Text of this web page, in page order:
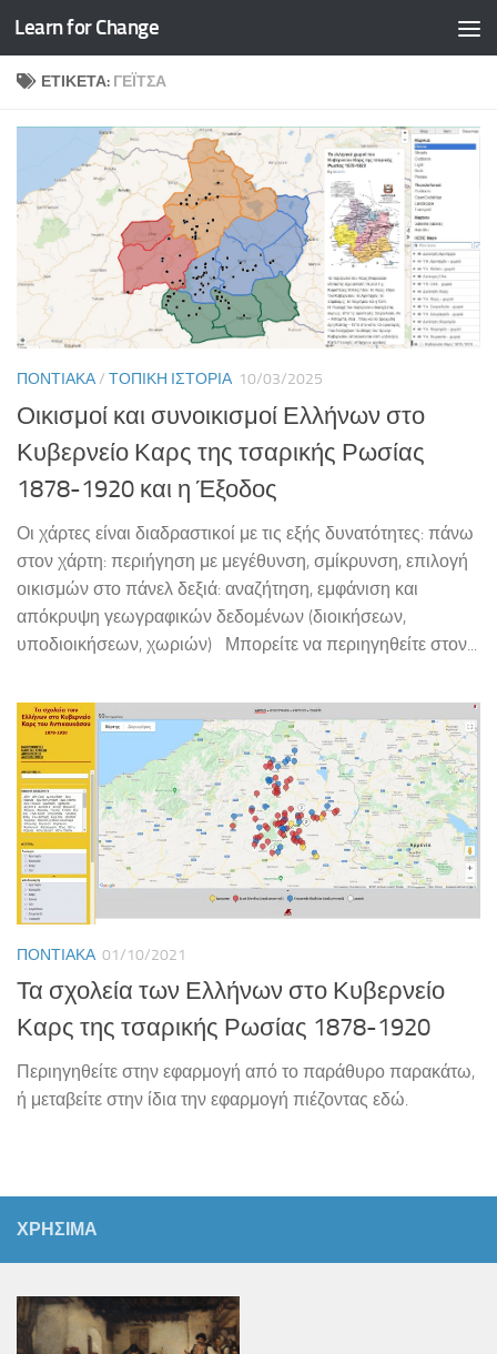
Skip to content
Learn for Change
ΕΤΙΚΈΤΑ: ΓΈΙΤΣΑ
ΠΟΝΤΙΑΚΆ/ ΤΟΠΙΚΉ ΙΣΤΟΡΊΑ 10/03/2025
Οικισμοί και συνοικισμοί Ελλήνων στο
Κυβερνείο Καρς της τσαρικής Ρωσίας
1878-1920 και η Έξοδος
Οι χάρτες είναι διαδραστικοί με τις εξής δυνατότητες: πάνω
στον χάρτη: περιήγηση με μεγέθυνση, σμίκρυνση, επιλογή
οικισμών στο πάνελ δεξιά: αναζήτηση, εμφάνιση και
απόκρυψη γεωγραφικών δεδομένων (διοικήσεων,
υποδιοικήσεων, χωριών) Μπορείτε να περιηγηθείτε στον...
ΠΟΝΤΙΑΚΆ 01/10/2021
Τα σχολεία των Ελλήνων στο Κυβερνείο
Καρς της τσαρικής Ρωσίας 1878-1920
Περιηγηθείτε στην εφαρμογή από το παράθυρο παρακάτω,
ή μεταβείτε στην ίδια την εφαρμογή πιέζοντας εδώ.
ΧΡΗΣΙΜΑ